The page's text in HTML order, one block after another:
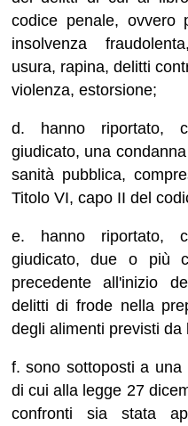
codice penale, ovvero
insolvenza
usura, rapina, delitti
violenza, estorsione;
d. hanno riportato,
giudicato, una
sanità pubblica,
Titolo VI, capo II del
e. hanno riportato,
giudicato, due o più
precedente all'inizio
delitti di frode nella
degli alimenti previsti da
f. sono sottoposti a
di cui alla legge 27
confronti sia stata